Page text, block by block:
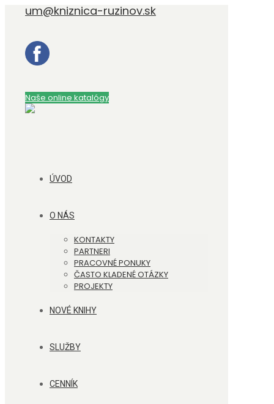
um@kniznica-ruzinov.sk
Naše online katalógy
ÚVOD
O NÁS
KONTAKTY
PARTNERI
PRACOVNÉ PONUKY
ČASTO KLADENÉ OTÁZKY
PROJEKTY
NOVÉ KNIHY
SLUŽBY
CENNÍK